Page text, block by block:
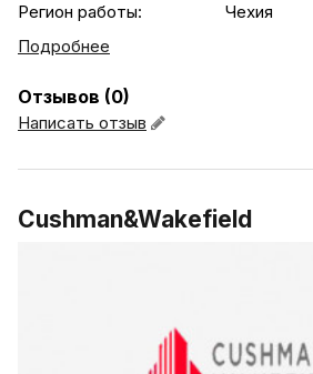
Регион работы:
Чехия
Подробнее
Отзывов (0)
Написать отзыв
Cushman&Wakefield